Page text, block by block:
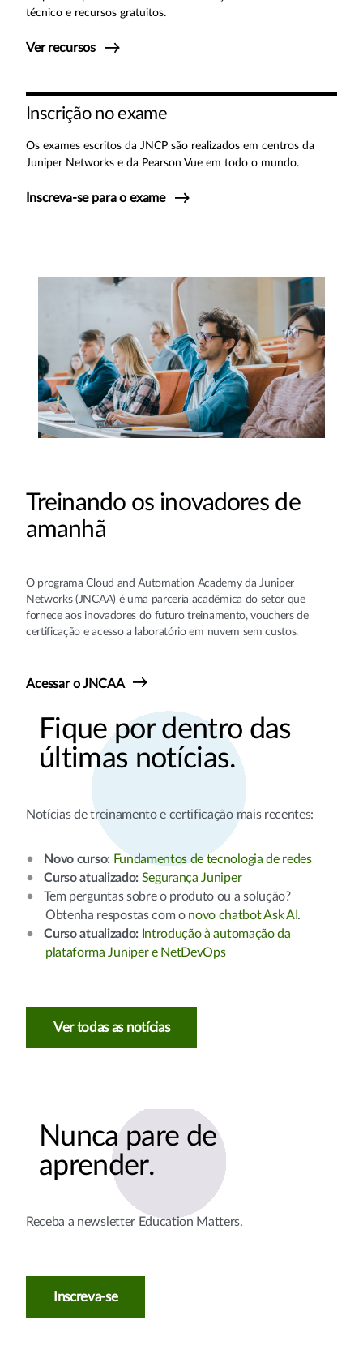
técnico e recursos gratuitos.
Ver recursos
Inscrição no exame
Os exames escritos da JNCP são realizados em centros da
Juniper Networks e da Pearson Vue em todo o mundo.
Inscreva-se para o exame
Treinando os inovadores de
amanhã
O programa Cloud and Automation Academy da Juniper
Networks (JNCAA) é uma parceria acadêmica do setor que
fornece aos inovadores do futuro treinamento, vouchers de
certificação e acesso a laboratório em nuvem sem custos.
Acessar o JNCAA
Fique por dentro das
últimas notícias.
Notícias de treinamento e certificação mais recentes:
Novo curso: Fundamentos de tecnologia de redes
Curso atualizado: Segurança Juniper
Tem perguntas sobre o produto ou a solução?
Obtenha respostas com o novo chatbot Ask AI .
Curso atualizado: Introdução à automação da
plataforma Juniper e NetDevOps
Ver todas as notícias
Nunca pare de
aprender.
Receba a newsletter Education Matters.
Inscreva-se